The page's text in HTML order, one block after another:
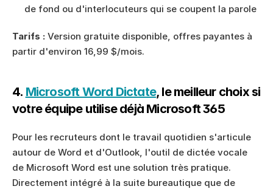
de fond ou d'interlocuteurs qui se coupent la parole
Tarifs : Version gratuite disponible, offres payantes à
partir d'environ 16,99 $/mois.
4. Microsoft Word Dictate, le meilleur choix si
votre équipe utilise déjà Microsoft 365
Pour les recruteurs dont le travail quotidien s'articule
autour de Word et d'Outlook, l'outil de dictée vocale
de Microsoft Word est une solution très pratique.
Directement intégré à la suite bureautique que de